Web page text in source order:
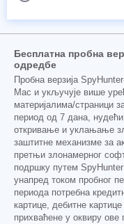
Бесплатна пробна
одредбе
Пробна верзија
Mac и укључује више
материјалима/страници
период од 7 дана,
откривање и уклањање
заштитне механизме за
претњи злонамерног
подршку путем
унапред током пробног
периода потребна
картице, дебитне
прихваћене у оквиру